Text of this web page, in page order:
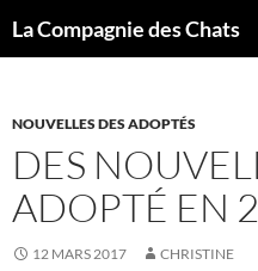
La Compagnie des Chats
NOUVELLES DES ADOPTÉS
DES
ADOPTÉ EN
12 MARS 2017 CHRISTINE